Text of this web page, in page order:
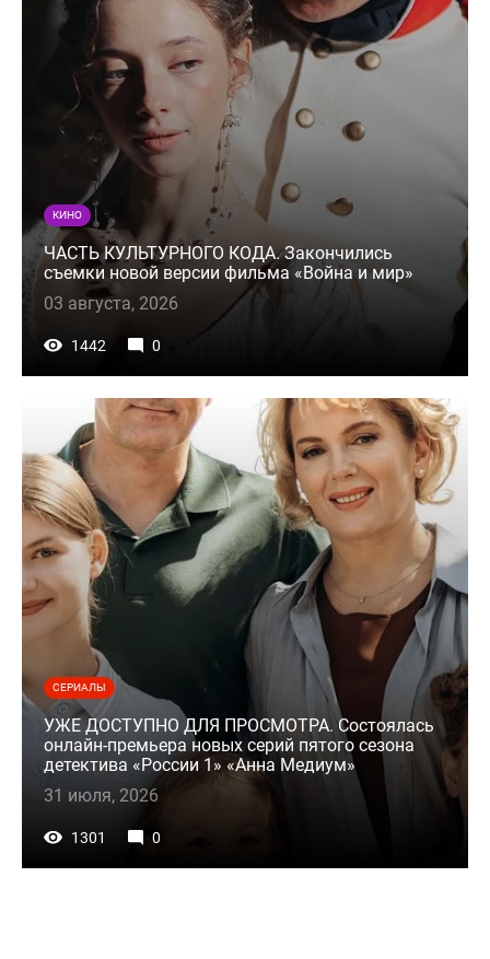
КИНО
ЧАСТЬ КУЛЬТУРНОГО КОДА. Закончились
съемки новой версии фильма «Война и мир»
03 августа, 2026
1442 0
СЕРИАЛЫ
УЖЕ ДОСТУПНО ДЛЯ ПРОСМОТРА. Состоялась
онлайн-премьера новых серий пятого сезона
детектива «России 1» «Анна Медиум»
31 июля, 2026
1301 0